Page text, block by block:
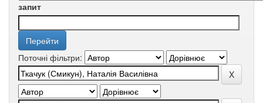
запит
Поточні фільтри: